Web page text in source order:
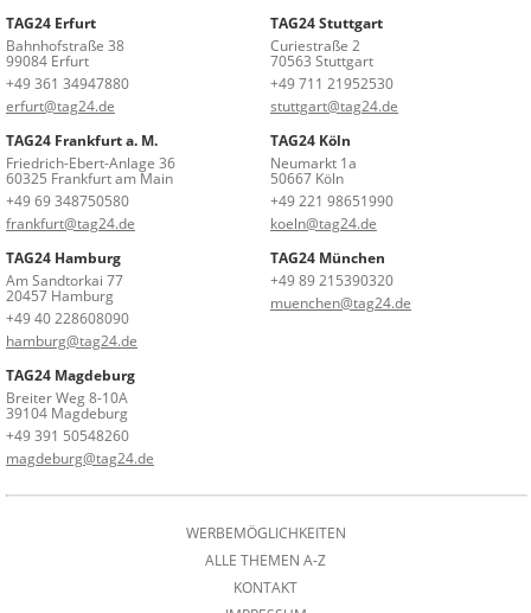
TAG24 Erfurt
Bahnhofstraße 38
99084 Erfurt
+49 361 34947880
erfurt@tag24.de
TAG24 Stuttgart
Curiestraße 2
70563 Stuttgart
+49 711 21952530
stuttgart@tag24.de
TAG24 Frankfurt a. M.
Friedrich-Ebert-Anlage 36
60325 Frankfurt am Main
+49 69 348750580
frankfurt@tag24.de
TAG24 Köln
Neumarkt 1a
50667 Köln
+49 221 98651990
koeln@tag24.de
TAG24 Hamburg
Am Sandtorkai 77
20457 Hamburg
+49 40 228608090
hamburg@tag24.de
TAG24 München
+49 89 215390320
muenchen@tag24.de
TAG24 Magdeburg
Breiter Weg 8-10A
39104 Magdeburg
+49 391 50548260
magdeburg@tag24.de
WERBEMÖGLICHKEITEN
ALLE THEMEN A-Z
KONTAKT